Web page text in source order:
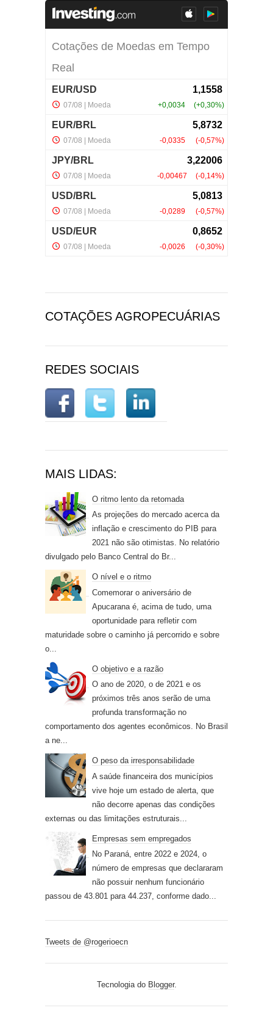
COTAÇÕES AGROPECUÁRIAS
REDES SOCIAIS
MAIS LIDAS:
O ritmo lento da retomada
As projeções do mercado acerca da
inflação e crescimento do PIB para
2021 não são otimistas. No relatório
divulgado pelo Banco Central do Br...
O nível e o ritmo
Comemorar o aniversário de
Apucarana é, acima de tudo, uma
oportunidade para refletir com
maturidade sobre o caminho já percorrido e sobre
o...
O objetivo e a razão
O ano de 2020, o de 2021 e os
próximos três anos serão de uma
profunda transformação no
comportamento dos agentes econômicos. No Brasil
a ne...
O peso da irresponsabilidade
A saúde financeira dos municípios
vive hoje um estado de alerta, que
não decorre apenas das condições
externas ou das limitações estruturais...
Empresas sem empregados
No Paraná, entre 2022 e 2024, o
número de empresas que declararam
não possuir nenhum funcionário
passou de 43.801 para 44.237, conforme dado...
Tweets de @rogerioecn
Tecnologia do Blogger.